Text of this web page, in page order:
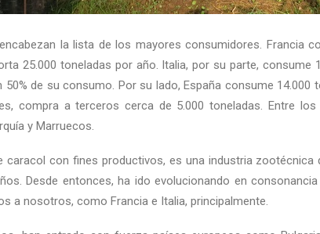
la lista de los mayores consumidores. Francia
25.000 toneladas por año. Italia, por su parte, consume
de su consumo. Por su lado, España consume 14.000
compra a terceros cerca de 5.000 toneladas. Entre los
y Marruecos.
caracol con fines productivos, es una industria zootécnica
Desde entonces, ha ido evolucionando en
a nosotros, como Francia e Italia, principalmente.